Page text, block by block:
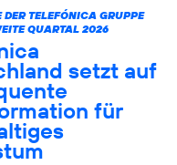
DER TELEFÓNICA GRUPPE
QUARTAL 2026
setzt auf
für